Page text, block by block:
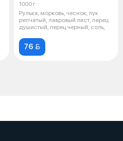
1000 г
Рулька, морковь, чеснок, лук
репчатый, лавровый лист, перец
душистый, перец черный, соль,
76 